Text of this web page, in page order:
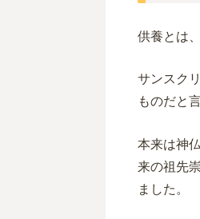
供養とは
サンスク
ものだと
本来は神
来の祖先
ました。